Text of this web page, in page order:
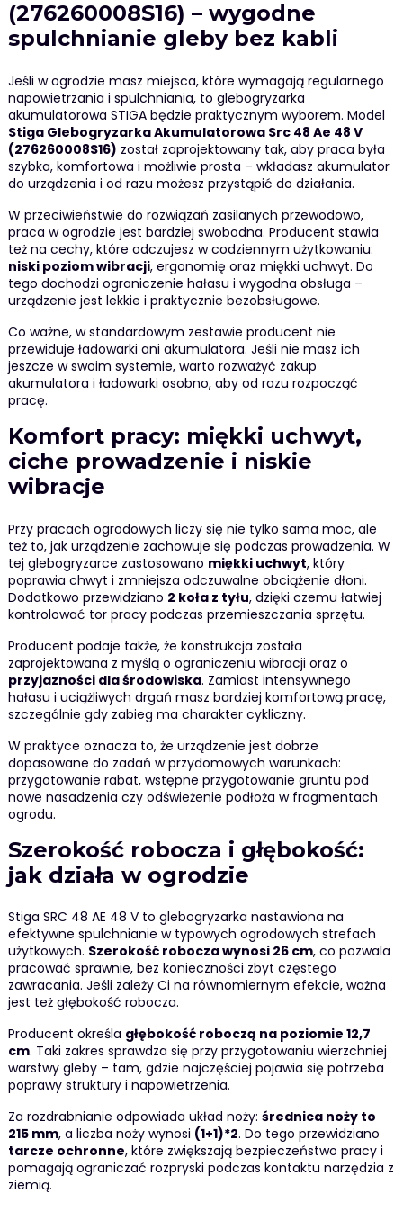
(276260008S16) – wygodne
spulchnianie gleby bez kabli
Jeśli w ogrodzie masz miejsca, które wymagają regularnego
napowietrzania i spulchniania, to glebogryzarka
akumulatorowa STIGA będzie praktycznym wyborem. Model
Stiga Glebogryzarka Akumulatorowa Src 48 Ae 48 V
(276260008S16) został zaprojektowany tak, aby praca była
szybka, komfortowa i możliwie prosta – wkładasz akumulator
do urządzenia i od razu możesz przystąpić do działania.
W przeciwieństwie do rozwiązań zasilanych przewodowo,
praca w ogrodzie jest bardziej swobodna. Producent stawia
też na cechy, które odczujesz w codziennym użytkowaniu:
niski poziom wibracji, ergonomię oraz miękki uchwyt. Do
tego dochodzi ograniczenie hałasu i wygodna obsługa –
urządzenie jest lekkie i praktycznie bezobsługowe.
Co ważne, w standardowym zestawie producent nie
przewiduje ładowarki ani akumulatora. Jeśli nie masz ich
jeszcze w swoim systemie, warto rozważyć zakup
akumulatora i ładowarki osobno, aby od razu rozpocząć
pracę.
Komfort pracy: miękki uchwyt,
ciche prowadzenie i niskie
wibracje
Przy pracach ogrodowych liczy się nie tylko sama moc, ale
też to, jak urządzenie zachowuje się podczas prowadzenia. W
tej glebogryzarce zastosowano miękki uchwyt, który
poprawia chwyt i zmniejsza odczuwalne obciążenie dłoni.
Dodatkowo przewidziano 2 koła z tyłu, dzięki czemu łatwiej
kontrolować tor pracy podczas przemieszczania sprzętu.
Producent podaje także, że konstrukcja została
zaprojektowana z myślą o ograniczeniu wibracji oraz o
przyjazności dla środowiska. Zamiast intensywnego
hałasu i uciążliwych drgań masz bardziej komfortową pracę,
szczególnie gdy zabieg ma charakter cykliczny.
W praktyce oznacza to, że urządzenie jest dobrze
dopasowane do zadań w przydomowych warunkach:
przygotowanie rabat, wstępne przygotowanie gruntu pod
nowe nasadzenia czy odświeżenie podłoża w fragmentach
ogrodu.
Szerokość robocza i głębokość:
jak działa w ogrodzie
Stiga SRC 48 AE 48 V to glebogryzarka nastawiona na
efektywne spulchnianie w typowych ogrodowych strefach
użytkowych. Szerokość robocza wynosi 26 cm, co pozwala
pracować sprawnie, bez konieczności zbyt częstego
zawracania. Jeśli zależy Ci na równomiernym efekcie, ważna
jest też głębokość robocza.
Producent określa głębokość roboczą na poziomie 12,7
cm. Taki zakres sprawdza się przy przygotowaniu wierzchniej
warstwy gleby – tam, gdzie najczęściej pojawia się potrzeba
poprawy struktury i napowietrzenia.
Za rozdrabnianie odpowiada układ noży: średnica noży to
215 mm, a liczba noży wynosi (1+1)*2. Do tego przewidziano
tarcze ochronne, które zwiększają bezpieczeństwo pracy i
pomagają ograniczać rozpryski podczas kontaktu narzędzia z
ziemią.